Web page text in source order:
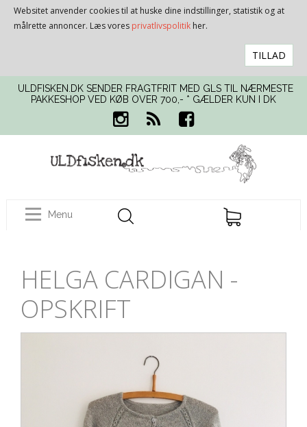
Websitet anvender cookies til at huske dine indstillinger, statistik og at
målrette annoncer. Læs vores privatlivspolitik her.
TILLAD
ULDFISKEN.DK SENDER FRAGTFRIT MED GLS TIL NÆRMESTE
PAKKESHOP VED KØB OVER 700,- * GÆLDER KUN I DK
Menu
HELGA CARDIGAN -
OPSKRIFT